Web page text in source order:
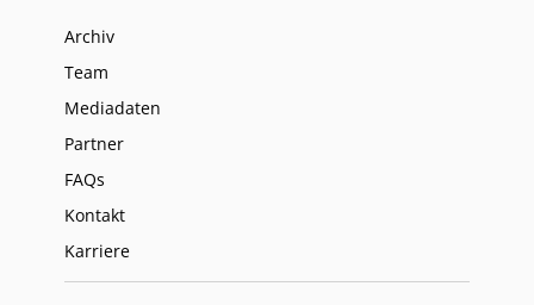
Archiv
Team
Mediadaten
Partner
FAQs
Kontakt
Karriere